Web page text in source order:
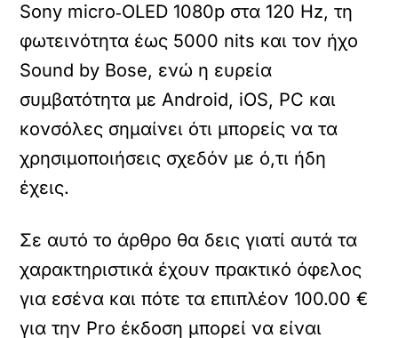
Sony micro‑OLED 1080p στα 120 Hz, τη
φωτεινότητα έως 5000 nits και τον ήχο
Sound by Bose, ενώ η ευρεία
συμβατότητα με Android, iOS, PC και
κονσόλες σημαίνει ότι μπορείς να τα
χρησιμοποιήσεις σχεδόν με ό,τι ήδη
έχεις.
Σε αυτό το άρθρο θα δεις γιατί αυτά τα
χαρακτηριστικά έχουν πρακτικό όφελος
για εσένα και πότε τα επιπλέον 100.00 €
για την Pro έκδοση μπορεί να είναι